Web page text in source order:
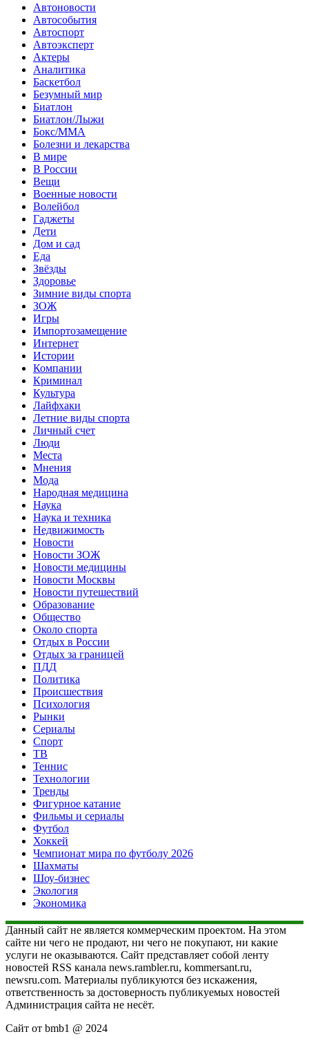
Автоновости
Автособытия
Автоспорт
Автоэксперт
Актеры
Аналитика
Баскетбол
Безумный мир
Биатлон
Биатлон/Лыжи
Бокс/MMA
Болезни и лекарства
В мире
В России
Вещи
Военные новости
Волейбол
Гаджеты
Дети
Дом и сад
Еда
Звёзды
Здоровье
Зимние виды спорта
ЗОЖ
Игры
Импортозамещение
Интернет
Истории
Компании
Криминал
Культура
Лайфхаки
Летние виды спорта
Личный счет
Люди
Места
Мнения
Мода
Народная медицина
Наука
Наука и техника
Недвижимость
Новости
Новости ЗОЖ
Новости медицины
Новости Москвы
Новости путешествий
Образование
Общество
Около спорта
Отдых в России
Отдых за границей
ПДД
Политика
Происшествия
Психология
Рынки
Сериалы
Спорт
ТВ
Теннис
Технологии
Тренды
Фигурное катание
Фильмы и сериалы
Футбол
Хоккей
Чемпионат мира по футболу 2026
Шахматы
Шоу-бизнес
Экология
Экономика
Данный сайт не является коммерческим проектом. На этом
сайте ни чего не продают, ни чего не покупают, ни какие
услуги не оказываются. Сайт представляет собой ленту
новостей RSS канала news.rambler.ru, kommersant.ru,
newsru.com. Материалы публикуются без искажения,
ответственность за достоверность публикуемых новостей
Администрация сайта не несёт.
Сайт от bmb1 @ 2024